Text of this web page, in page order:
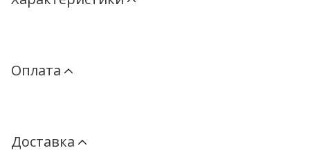
Оплата
Доставка